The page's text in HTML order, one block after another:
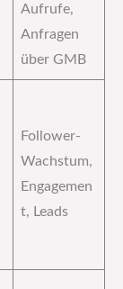
Aufrufe,
Anfragen
über GMB
Follower-
Wachstum,
Engagemen
t, Leads